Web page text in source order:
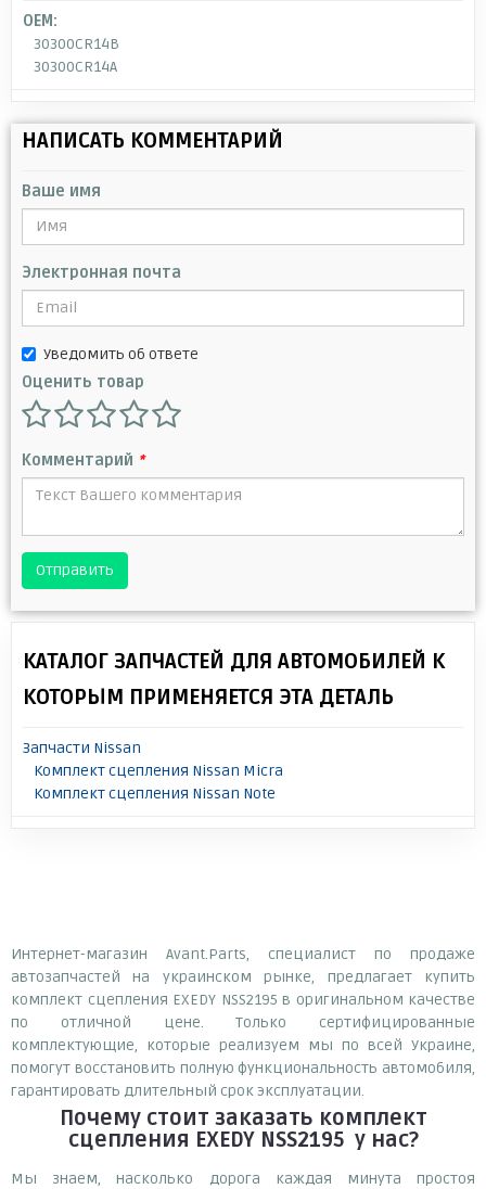
OEM:
30300CR14B
30300CR14A
НАПИСАТЬ КОММЕНТАРИЙ
Ваше имя
Электронная почта
Уведомить об ответе
Оценить товар
Комментарий *
Отправить
КАТАЛОГ ЗАПЧАСТЕЙ ДЛЯ АВТОМОБИЛЕЙ К
КОТОРЫМ ПРИМЕНЯЕТСЯ ЭТА ДЕТАЛЬ
Запчасти Nissan
Комплект сцепления Nissan Micra
Комплект сцепления Nissan Note
Интернет-магазин Avant.Parts, специалист по продаже
автозапчастей на украинском рынке, предлагает купить
комплект сцепления EXEDY NSS2195 в оригинальном качестве
по отличной цене. Только сертифицированные
комплектующие, которые реализуем мы по всей Украине,
помогут восстановить полную функциональность автомобиля,
гарантировать длительный срок эксплуатации.
Почему стоит заказать комплект
сцепления EXEDY NSS2195 у нас?
Мы знаем, насколько дорога каждая минута простоя